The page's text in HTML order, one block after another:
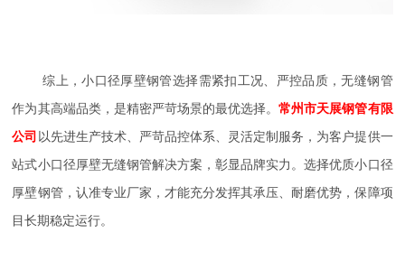
综上，小口径厚壁钢管选择需紧扣工况、严控品质，无缝钢管
作为其高端品类，是精密严苛场景的最优选择。常州市天展钢管有限
公司 以先进生产技术、严苛品控体系、灵活定制服务，为客户提供一
站式小口径厚壁无缝钢管解决方案，彰显品牌实力。选择优质小口径
厚壁钢管，认准专业厂家，才能充分发挥其承压、耐磨优势，保障项
目长期稳定运行。